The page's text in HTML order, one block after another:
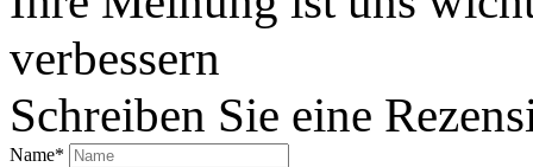
verbessern
Schreiben Sie eine
Name*